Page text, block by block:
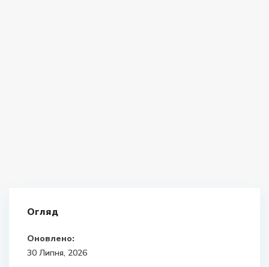
Огляд
Оновлено:
30 Липня, 2026